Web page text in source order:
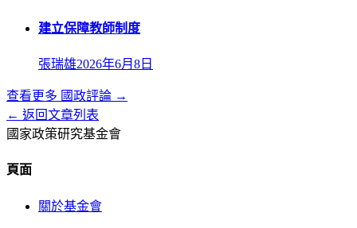
建立保障教師制度
張瑞雄2026年6月8日
查看更多 國政評論 →
← 返回文章列表
國家政策研究基金會
頁面
關於基金會